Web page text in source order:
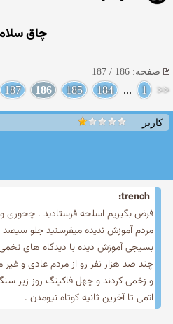
چاق
صفحه: 186 / 187
<<
1
...
184
185
186
187
کاربر
trench:
فرض بگیریم اسلحه فرستادید . چجوری و
مردم آموزش ندیده میفرستید جلو
بسیجی آموزش دیده با دیدگاه های
چند صد هزار نفر رو از مردم عادی و
و زخمی کردند و چهل فاکینگ روز زیر
اتمی تا آخرین ثانیه کوتاه نیومدن .